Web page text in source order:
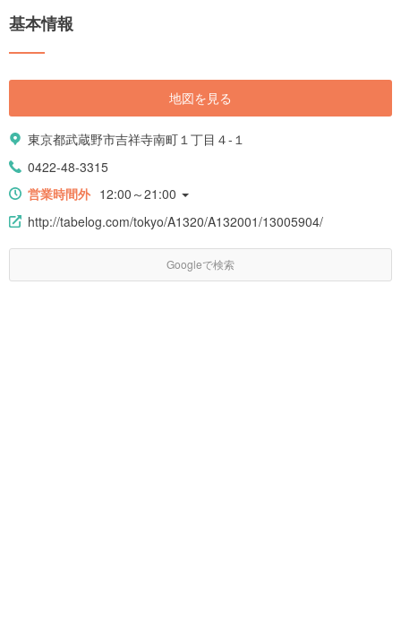
基本情報
地図を見る
東京都武蔵野市吉祥寺南町１丁目４-１
0422-48-3315
営業時間外 12:00～21:00
http://tabelog.com/tokyo/A1320/A132001/13005904/
Googleで検索